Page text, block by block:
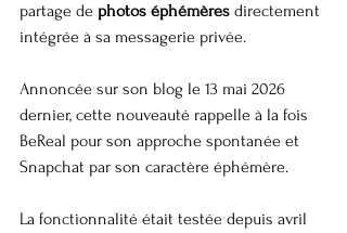
partage de photos éphémères directement
intégrée à sa messagerie privée.
Annoncée sur son blog le 13 mai 2026
dernier, cette nouveauté rappelle à la fois
BeReal pour son approche spontanée et
Snapchat par son caractère éphémère.
La fonctionnalité était testée depuis avril